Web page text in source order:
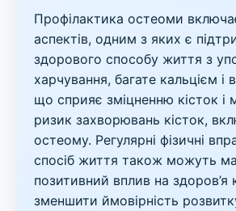
Профілактика остеоми
аспектів, одним з яких є
здорового способу життя з
харчування, багате кальцієм і
що сприяє зміцненню кісток і
ризик захворювань кісток,
остеому. Регулярні фізичні
спосіб життя також можуть
позитивний вплив на здоров’я
зменшити ймовірність